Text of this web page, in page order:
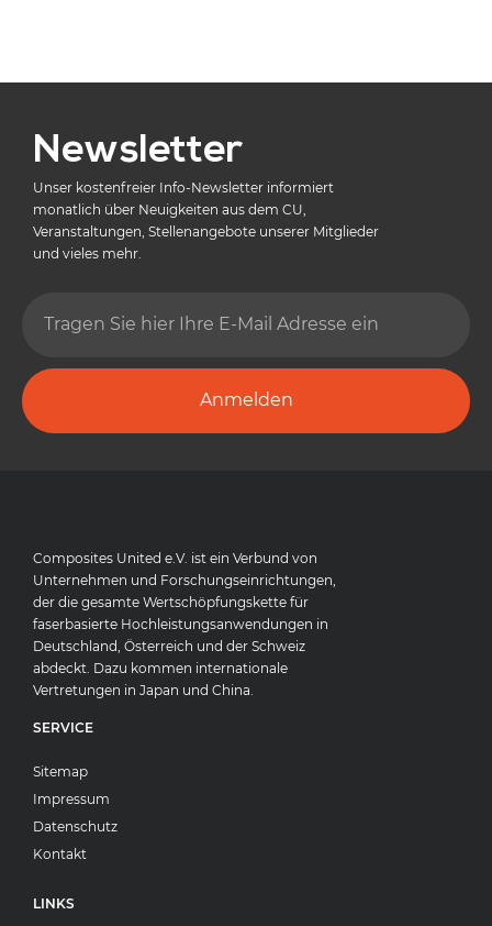
Newsletter
Unser kostenfreier Info-Newsletter informiert
monatlich über Neuigkeiten aus dem CU,
Veranstaltungen, Stellenangebote unserer Mitglieder
und vieles mehr.
Anmelden
Composites United e.V. ist ein Verbund von
Unternehmen und Forschungseinrichtungen,
der die gesamte Wertschöpfungskette für
faserbasierte Hochleistungsanwendungen in
Deutschland, Österreich und der Schweiz
abdeckt. Dazu kommen internationale
Vertretungen in Japan und China.
SERVICE
Sitemap
Impressum
Datenschutz
Kontakt
LINKS